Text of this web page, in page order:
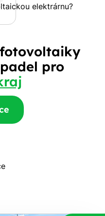
elektrárnu?
fotovoltaiky
pro